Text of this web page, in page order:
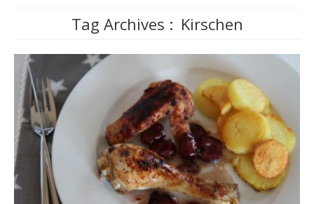
Tag Archives : Kirschen